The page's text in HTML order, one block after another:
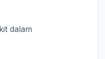
dalam